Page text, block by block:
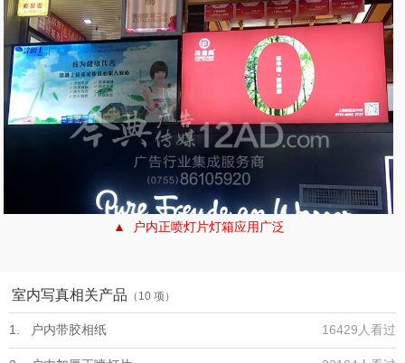
▲ 户内正喷灯片灯箱应用广泛
室内写真相关产品 （10 项）
1. 户内带胶相纸 16429人看过